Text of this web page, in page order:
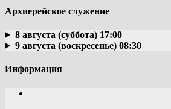
Архиерейское служение
8 августа (суббота) 17:00
9 августа (воскресенье) 08:30
Информация